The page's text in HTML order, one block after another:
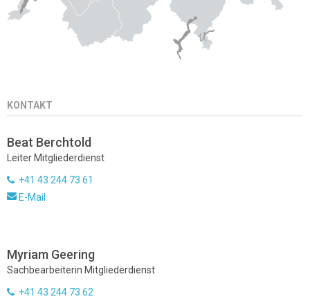
KONTAKT
Beat Berchtold
Leiter Mitgliederdienst
+41 43 244 73 61
E-Mail
Myriam Geering
Sachbearbeiterin Mitgliederdienst
+41 43 244 73 62